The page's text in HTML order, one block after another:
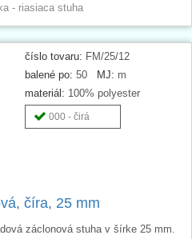
- riasiaca stuha
číslo tovaru: FM/25/12
balené po: 50 MJ: m
materiál: 100% polyester
000 - čirá
číra, 25 mm
záclonová stuha v šírke 25 mm.